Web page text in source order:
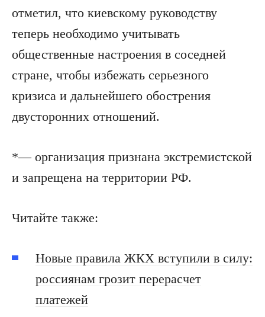
отметил, что киевскому руководству
теперь необходимо учитывать
общественные настроения в соседней
стране, чтобы избежать серьезного
кризиса и дальнейшего обострения
двусторонних отношений.
*— организация признана экстремистской
и запрещена на территории РФ.
Читайте также:
Новые правила ЖКХ вступили в силу:
россиянам грозит перерасчет
платежей